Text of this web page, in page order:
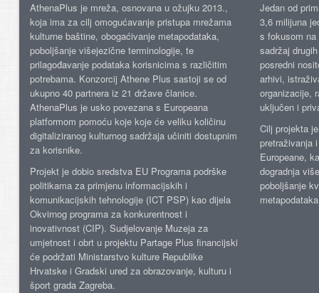
AthenaPlus je mreža, osnovana u ožujku 2013.,
koja ima za cilj omogućavanje pristupa mrežama
kulturne baštine, obogaćivanje metapodataka,
poboljšanje višejezične terminologije, te
prilagođavanje podataka korisnicima s različitim
potrebama. Konzorcij Athene Plus sastoji se od
ukupno 40 partnera iz 21 države članice.
AthenaPlus je usko povezana s Europeana
platformom pomoću koje koje će veliku količinu
digitaliziranog kulturnog sadržaja učiniti dostupnim
za korisnike.
Projekt je dobio sredstva EU Programa podrške
politikama za primjenu informacijskih i
komunikacijskih tehnologije (ICT PSP) kao dijela
Okvirnog programa za konkurentnost i
inovativnost (CIP). Sudjelovanje Muzeja za
umjetnost i obrt u projektu Partage Plus financijski
će podržati Ministarstvo kulture Republike
Hrvatske i Gradski ured za obrazovanje, kulturu i
šport grada Zagreba.
Jedan od
3,6 milijuna
s fokusom
sadržaj
posredni
arhivi,
organizacije,
uključen i
Cilj projekta
pretraživanja
Europeane,
dogradnja
poboljšanje